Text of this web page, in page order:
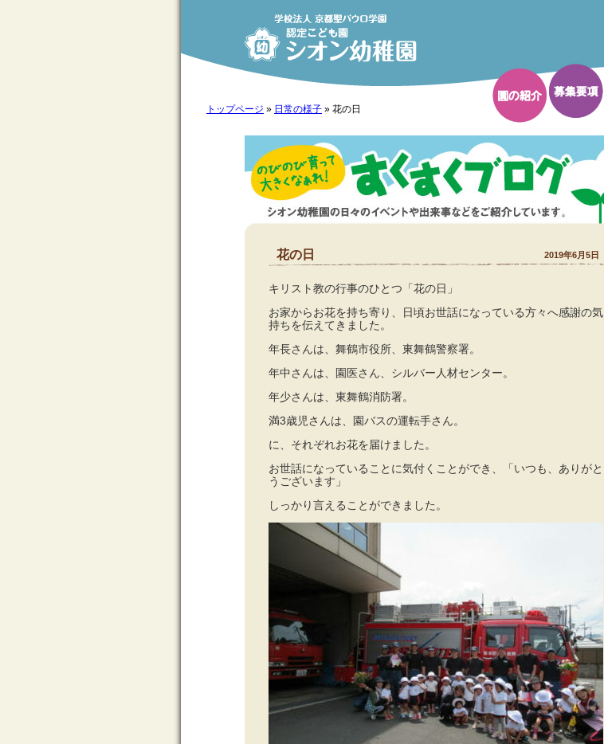
トップページ » 日常の様子» 花の日
花の日 2019年6月5日
キリスト教の行事のひとつ「花の日」
お家からお花を持ち寄り、日頃お世話になっている方々へ感謝の気
持ちを伝えてきました。
年長さんは、舞鶴市役所、東舞鶴警察署。
年中さんは、園医さん、シルバー人材センター。
年少さんは、東舞鶴消防署。
満3歳児さんは、園バスの運転手さん。
に、それぞれお花を届けました。
お世話になっていることに気付くことができ、「いつも、ありがと
うございます」
しっかり言えることができました。